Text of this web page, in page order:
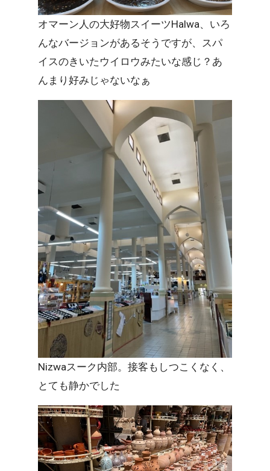
オマーン人の大好物スイーツHalwa、いろ
んなバージョンがあるそうですが、スパ
イスのきいたウイロウみたいな感じ？あ
んまり好みじゃないなぁ
Nizwaスーク内部。接客もしつこくなく、
とても静かでした